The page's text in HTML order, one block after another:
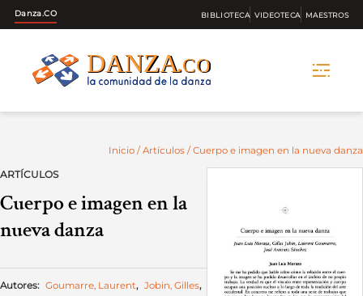
Danza.CO BIBLIOTECA VIDEOTECA MAESTROS
Inicio / Artículos / Cuerpo e imagen en la nueva danza
ARTÍCULOS
Cuerpo e imagen en la
nueva danza
Autores: Goumarre, Laurent, Jobin, Gilles,